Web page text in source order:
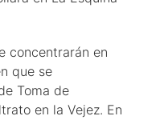
concentrarán en
que se
Toma de
en la Vejez. En